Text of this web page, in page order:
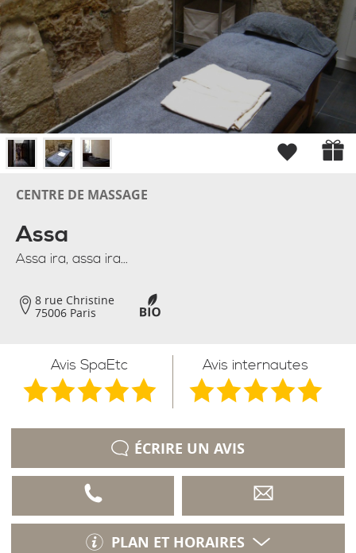
Assa
CENTRE DE MASSAGE
Assa ira, assa ira...
8 rue Christine
75006 Paris
Avis SpaEtc Avis internautes
ÉCRIRE UN AVIS
PLAN ET HORAIRES